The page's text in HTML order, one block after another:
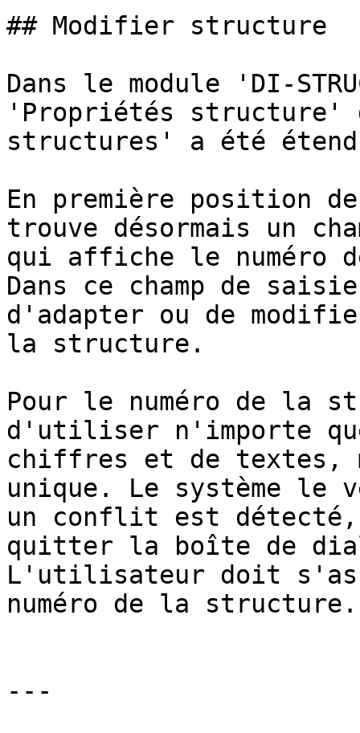
## Modifier structure
Dans le module 'DI-
'Propriétés structure'
structures' a été
En première position
trouve désormais un
qui affiche le numéro
Dans ce champ de
d'adapter ou de
la structure.
Pour le numéro de la
d'utiliser n'importe
chiffres et de textes,
unique. Le système le
un conflit est
quitter la boîte de
L'utilisateur doit
numéro de la structure.
---